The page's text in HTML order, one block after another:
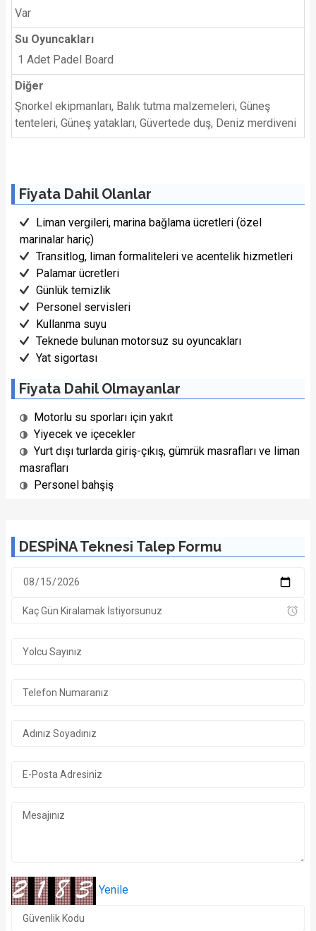
1/21 Fotoğraf
Var
Su Oyuncakları
1 Adet Padel Board
Diğer
Şnorkel ekipmanları, Balık tutma malzemeleri, Güneş
tenteleri, Güneş yatakları, Güvertede duş, Deniz merdiveni
Fiyata Dahil Olanlar
Liman vergileri, marina bağlama ücretleri (özel
marinalar hariç)
Transitlog, liman formaliteleri ve acentelik hizmetleri
Palamar ücretleri
Günlük temizlik
Personel servisleri
Kullanma suyu
Teknede bulunan motorsuz su oyuncakları
Yat sigortası
Fiyata Dahil Olmayanlar
Motorlu su sporları için yakıt
Yiyecek ve içecekler
Yurt dışı turlarda giriş-çıkış, gümrük masrafları ve liman
masrafları
Personel bahşiş
DESPİNA Teknesi Talep Formu
Yenile